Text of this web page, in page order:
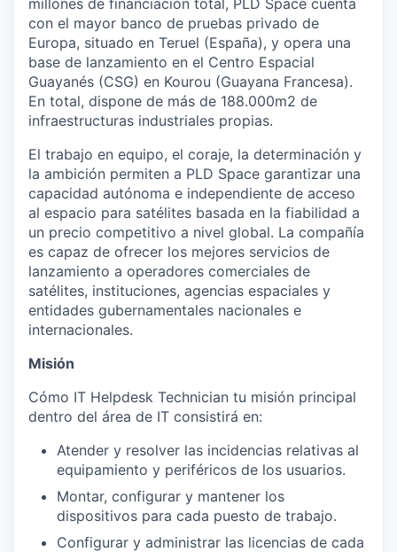
millones de financiación total, PLD Space cuenta
con el mayor banco de pruebas privado de
Europa, situado en Teruel (España), y opera una
base de lanzamiento en el Centro Espacial
Guayanés (CSG) en Kourou (Guayana Francesa).
En total, dispone de más de 188.000m2 de
infraestructuras industriales propias.
El trabajo en equipo, el coraje, la determinación y
la ambición permiten a PLD Space garantizar una
capacidad autónoma e independiente de acceso
al espacio para satélites basada en la fiabilidad a
un precio competitivo a nivel global. La compañía
es capaz de ofrecer los mejores servicios de
lanzamiento a operadores comerciales de
satélites, instituciones, agencias espaciales y
entidades gubernamentales nacionales e
internacionales.
Misión
Cómo IT Helpdesk Technician tu misión principal
dentro del área de IT consistirá en:
Atender y resolver las incidencias relativas al
equipamiento y periféricos de los usuarios.
Montar, configurar y mantener los
dispositivos para cada puesto de trabajo.
Configurar y administrar las licencias de cada